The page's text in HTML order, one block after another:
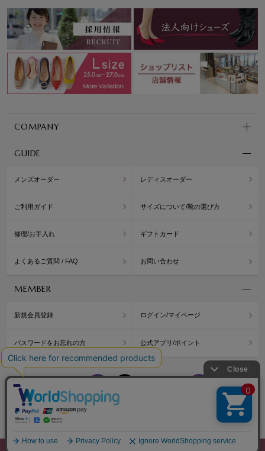
COMPANY
GUIDE
メンズオーダー レディスオーダー
ご利用ガイド サイズについて/靴の選び方
修理/お手入れ ギフトカード
よくあるご質問 / FAQ お問い合わせ
MEMBER
新規会員登録 ログイン/マイページ
パスワードをお忘れの方 公式アプリ/ポイント